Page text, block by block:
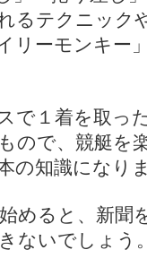
るテクニック
リーモンキー
で１着を取っ
ので、競艇を
の知識になり
めると、新聞
ないでしょう